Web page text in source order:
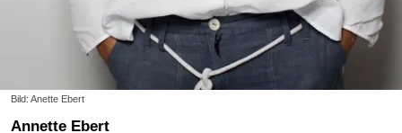
Bild: Anette Ebert
Annette Ebert